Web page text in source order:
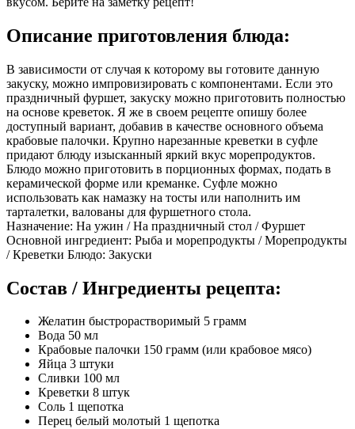
Описание приготовления блюда:
В зависимости от случая к которому вы готовите данную
закуску, можно импровизировать с компонентами. Если это
праздничный фуршет, закуску можно приготовить полностью
на основе креветок. Я же в своем рецепте опишу более
доступный вариант, добавив в качестве основного объема
крабовые палочки. Крупно нарезанные креветки в суфле
придают блюду изысканный яркий вкус морепродуктов.
Блюдо можно приготовить в порционных формах, подать в
керамической форме или креманке. Суфле можно
использовать как намазку на тосты или наполнить им
тарталетки, валованы для фуршетного стола.
Назначение: На ужин / На праздничный стол / Фуршет
Основной ингредиент: Рыба и морепродукты / Морепродукты
/ Креветки Блюдо: Закуски
Состав / Ингредиенты рецепта:
Желатин быстрорастворимый 5 грамм
Вода 50 мл
Крабовые палочки 150 грамм (или крабовое мясо)
Яйца 3 штуки
Сливки 100 мл
Креветки 8 штук
Соль 1 щепотка
Перец белый молотый 1 щепотка